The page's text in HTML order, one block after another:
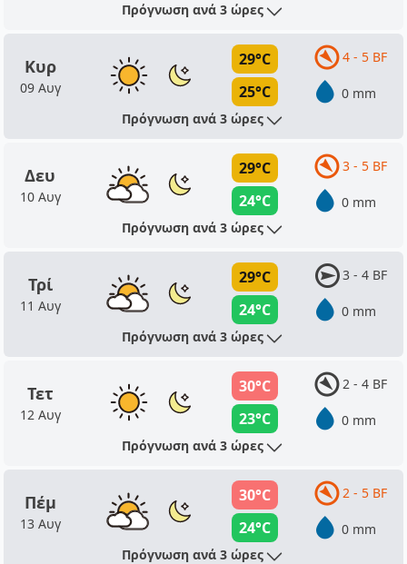
Πρόγνωση ανά 3 ώρες
Κυρ
09 Αυγ
29°C
25°C
4 - 5 BF
0 mm
Πρόγνωση ανά 3 ώρες
Δευ
10 Αυγ
29°C
24°C
3 - 5 BF
0 mm
Πρόγνωση ανά 3 ώρες
Τρί
11 Αυγ
29°C
24°C
3 - 4 BF
0 mm
Πρόγνωση ανά 3 ώρες
Τετ
12 Αυγ
30°C
23°C
2 - 4 BF
0 mm
Πρόγνωση ανά 3 ώρες
Πέμ
13 Αυγ
30°C
24°C
2 - 5 BF
0 mm
Πρόγνωση ανά 3 ώρες